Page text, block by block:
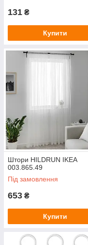
131 ₴
Купити
Штори HILDRUN IKEA
003.865.49
Під замовлення
653 ₴
Купити